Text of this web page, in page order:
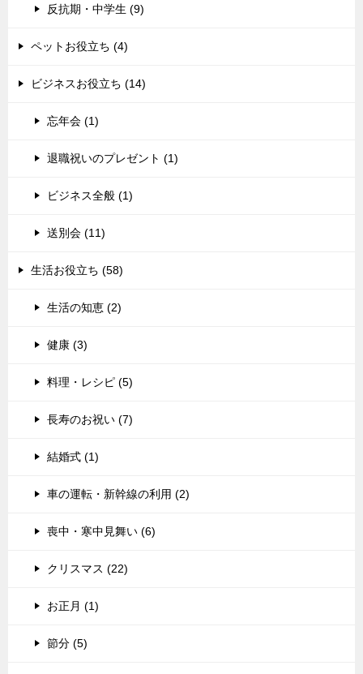
反抗期・中学生 (9)
ペットお役立ち (4)
ビジネスお役立ち (14)
忘年会 (1)
退職祝いのプレゼント (1)
ビジネス全般 (1)
送別会 (11)
生活お役立ち (58)
生活の知恵 (2)
健康 (3)
料理・レシピ (5)
長寿のお祝い (7)
結婚式 (1)
車の運転・新幹線の利用 (2)
喪中・寒中見舞い (6)
クリスマス (22)
お正月 (1)
節分 (5)